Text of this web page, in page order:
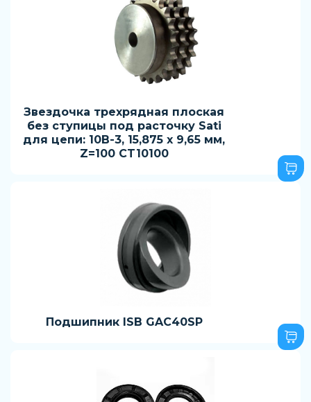
Звездочка трехрядная плоская
без ступицы под расточку Sati
для цепи: 10B-3, 15,875 x 9,65 мм,
Z=100 CT10100
Подшипник ISB GAC40SP